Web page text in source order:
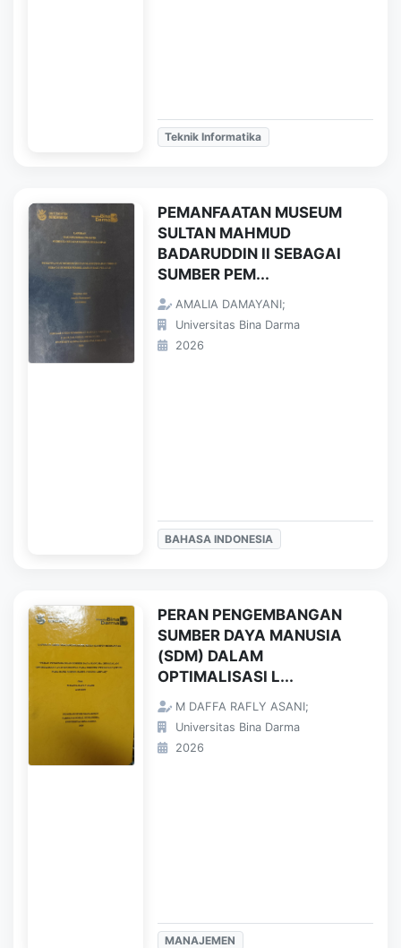
Teknik Informatika
PEMANFAATAN MUSEUM
SULTAN MAHMUD
BADARUDDIN II SEBAGAI
SUMBER PEM...
AMALIA DAMAYANI;
Universitas Bina Darma
2026
BAHASA INDONESIA
PERAN PENGEMBANGAN
SUMBER DAYA MANUSIA
(SDM) DALAM
OPTIMALISASI L...
M DAFFA RAFLY ASANI;
Universitas Bina Darma
2026
MANAJEMEN